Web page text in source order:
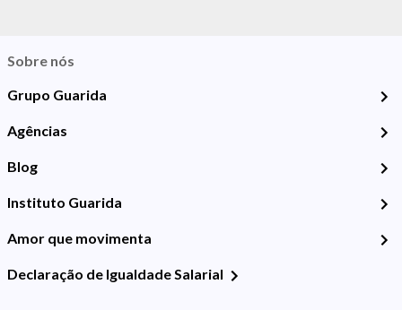
Sobre nós
Grupo Guarida
Agências
Blog
Instituto Guarida
Amor que movimenta
Declaração de Igualdade Salarial